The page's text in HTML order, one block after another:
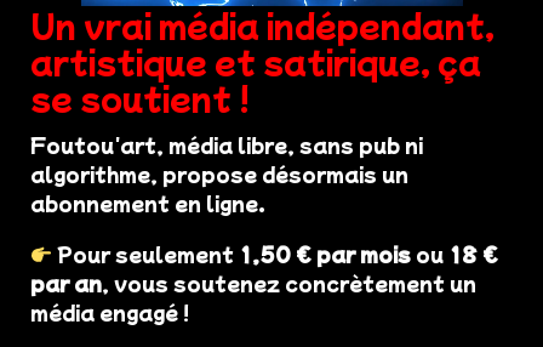
Un vrai média indépendant,
artistique et satirique, ça
se soutient !
Foutou'art, média libre, sans pub ni
algorithme, propose désormais un
abonnement en ligne.
Pour seulement 1,50 € par mois ou 18 €
par an, vous soutenez concrètement un
média engagé !